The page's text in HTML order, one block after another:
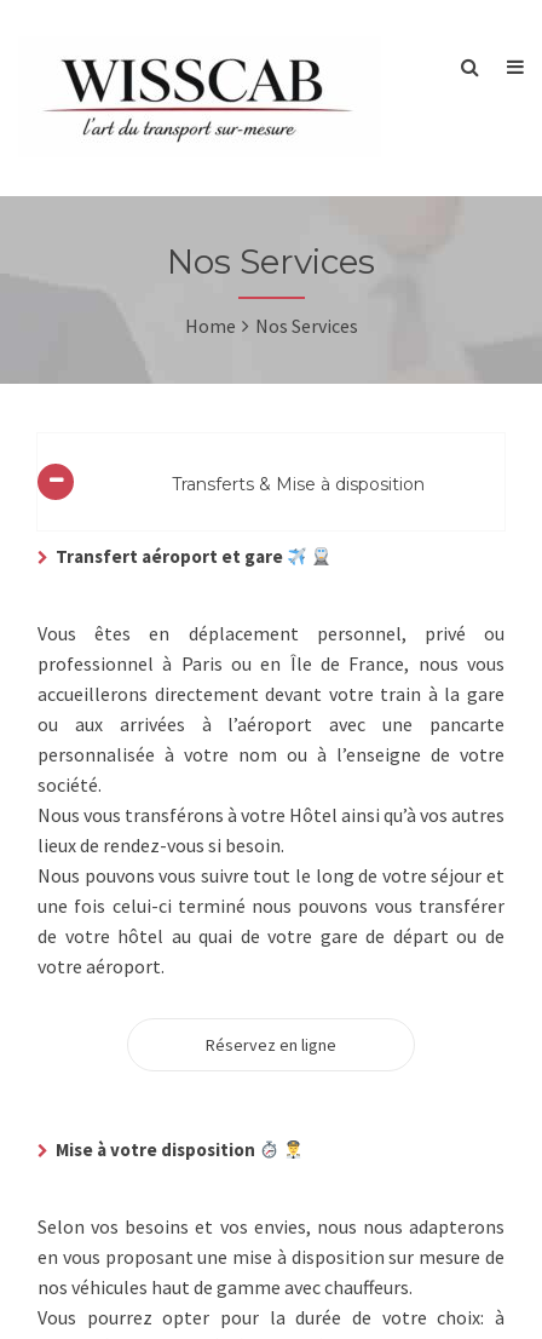
Nos Services
Home Nos Services
Transferts & Mise à disposition
Transfert aéroport et gare
Vous êtes en déplacement personnel, privé ou
professionnel à Paris ou en Île de France, nous vous
accueillerons directement devant votre train à la gare
ou aux arrivées à l’aéroport avec une pancarte
personnalisée à votre nom ou à l’enseigne de votre
société.
Nous vous transférons à votre Hôtel ainsi qu’à vos autres
lieux de rendez-vous si besoin.
Nous pouvons vous suivre tout le long de votre séjour et
une fois celui-ci terminé nous pouvons vous transférer
de votre hôtel au quai de votre gare de départ ou de
votre aéroport.
Réservez en ligne
Mise à votre disposition
Selon vos besoins et vos envies, nous nous adapterons
en vous proposant une mise à disposition sur mesure de
nos véhicules haut de gamme avec chauffeurs.
Vous pourrez opter pour la durée de votre choix: à